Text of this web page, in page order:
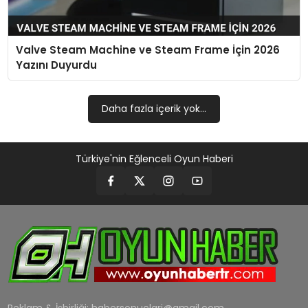
MAGAZIN
SAĞLIK
Valve Steam Machine ve Steam Frame İçin 2026
Yazını Duyurdu
Daha fazla içerik yok...
Türkiye'nin Eğlenceli Oyun Haberi